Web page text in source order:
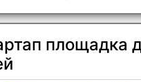
площадка